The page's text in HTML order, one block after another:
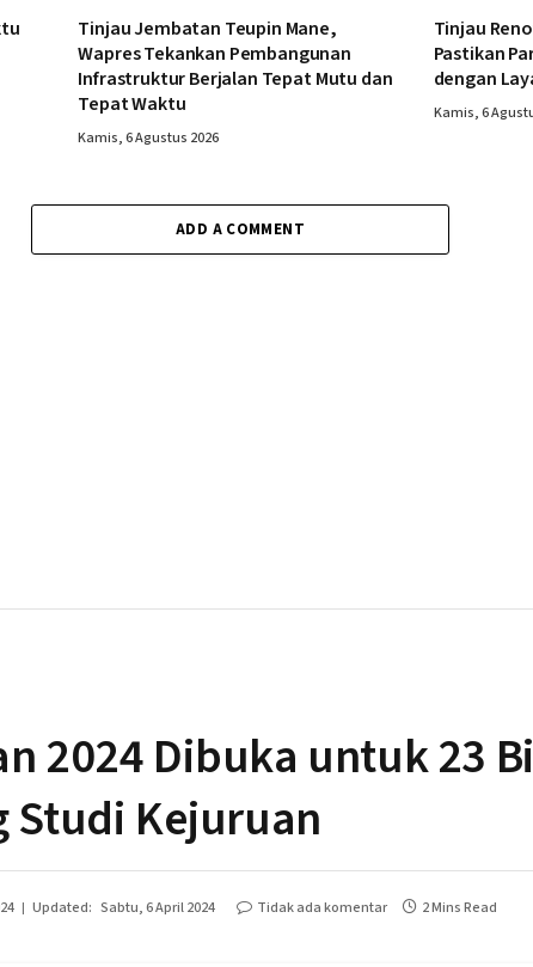
Tinjau Jembatan Teupin Mane,
Wapres Tekankan Pembangunan
Infrastruktur Berjalan Tepat Mutu dan
Tepat Waktu
Kamis, 6 Agustus 2026
Tinjau
Pastikan
dengan
Kamis, 6
ADD A COMMENT
2024 Dibuka untuk 23
Studi Kejuruan
Updated: Sabtu, 6 April 2024 Tidak ada komentar 2 Mins Read